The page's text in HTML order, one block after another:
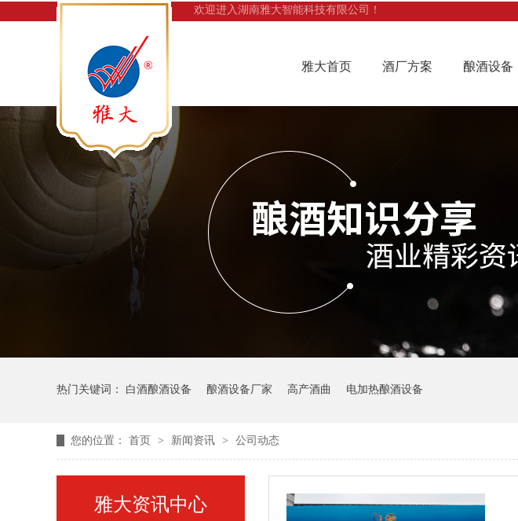
欢迎进入湖南雅大智能科技有限公司！
雅大首页 酒厂方案 酿酒设备
热门关键词： 白酒酿酒设备 酿酒设备厂家 高产酒曲 电加热酿酒设备
您的位置： 首页 > 新闻资讯 > 公司动态
雅大资讯中心